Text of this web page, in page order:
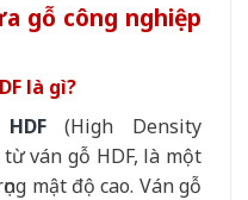
gỗ công nghiệp
là gì?
(High Density
ván gỗ HDF, là một
mật độ cao. Ván gỗ